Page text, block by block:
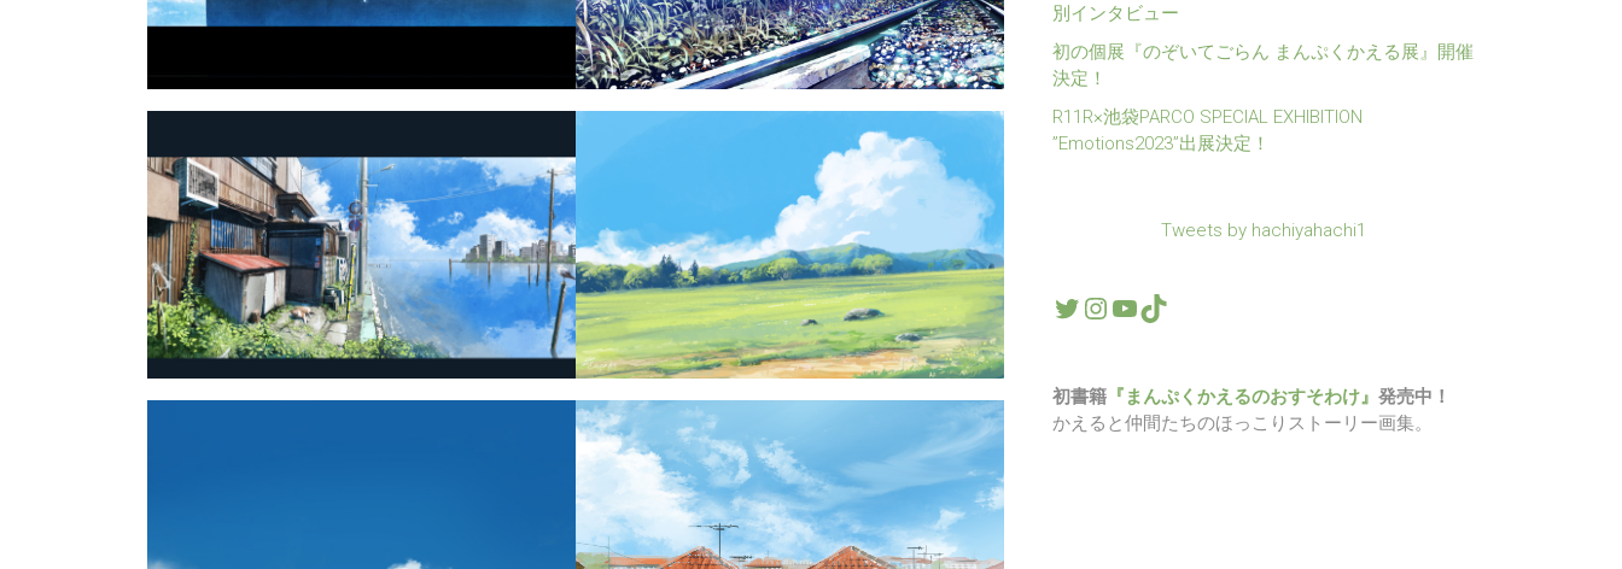
別インタビュー
初の個展『のぞいてごらん まんぷくかえる展』開催
決定！
R11R×池袋PARCO SPECIAL EXHIBITION
”Emotions2023”出展決定！
Tweets by hachiyahachi1
Twitter
Instagram
YouTube
初書籍 『まんぷくかえるのおすそわけ』 発売中！
かえると仲間たちのほっこりストーリー画集。